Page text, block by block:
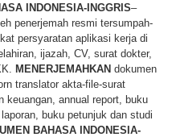
INDONESIA-INGGRIS–
penerjemah resmi tersumpah-
persyaratan aplikasi kerja di
ijazah, CV, surat dokter,
MENERJEMAHKAN dokumen
translator akta-file-surat
keuangan, annual report, buku
buku petunjuk dan studi
BAHASA INDONESIA-